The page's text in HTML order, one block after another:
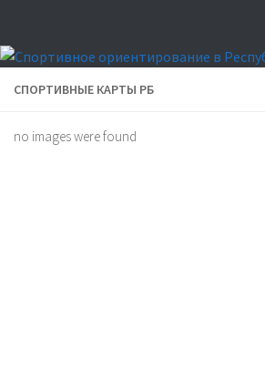
СПОРТИВНЫЕ КАРТЫ РБ
no images were found